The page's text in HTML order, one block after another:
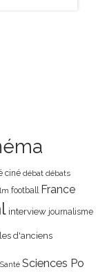
ciné débat débats
football France
interview journalisme
d'anciens
Santé Sciences Po